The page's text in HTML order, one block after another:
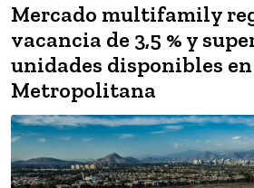
Mercado multifamily
vacancia de 3,5 % y
unidades disponibles
Metropolitana